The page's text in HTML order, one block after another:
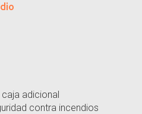
adicional
contra incendios